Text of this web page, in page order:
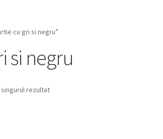
cu gri si negru”
si negru
rezultat